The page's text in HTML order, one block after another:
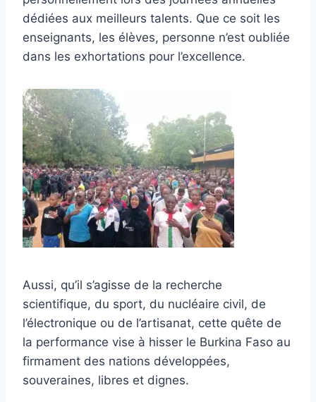
dédiées aux meilleurs talents. Que ce soit les
enseignants, les élèves, personne n’est oubliée
dans les exhortations pour l’excellence.
Aussi, qu’il s’agisse de la recherche
scientifique, du sport, du nucléaire civil, de
l’électronique ou de l’artisanat, cette quête de
la performance vise à hisser le Burkina Faso au
firmament des nations développées,
souveraines, libres et dignes.